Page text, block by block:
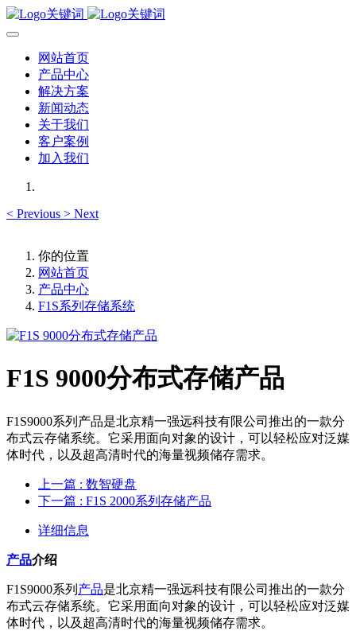
网站首页
产品中心
解决方案
新闻动态
关于我们
客户案例
加入我们
< Previous > Next
你的位置
网站首页
产品中心
F1S系列存储系统
F1S 9000分布式存储产品
F1S9000系列产品是北京精一强远科技有限公司推出的一款分
布式云存储系统。它采用面向对象的设计，可以轻松应对泛媒
体时代，以及超高清时代的海量视频储存需求。
上一篇 : 数智硬盘
下一篇 : F1S 2000系列存储产品
详细信息
产品介绍
F1S9000系列 产品是北京精一强远科技有限公司推出的一款分
布式云存储系统。它采用面向对象的设计，可以轻松应对泛媒
体时代，以及超高清时代的海量视频储存需求。